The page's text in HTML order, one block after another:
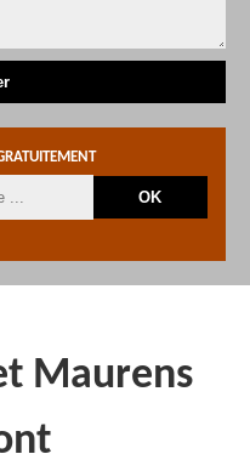
Maurens